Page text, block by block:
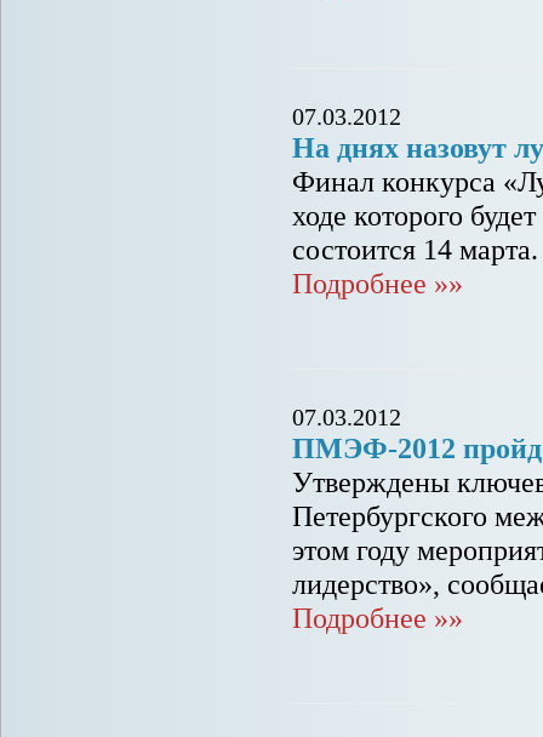
07.03.2012
На днях назовут
Финал конкурса
ходе которого
состоится 14 марта.
Подробнее »»
07.03.2012
ПМЭФ-2012
Утверждены
Петербургского
этом году
лидерство»,
Подробнее »»